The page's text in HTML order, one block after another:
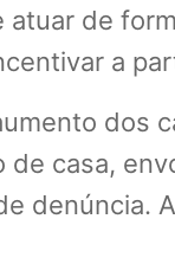
atuar de
a
dos
casa,
denúncia.